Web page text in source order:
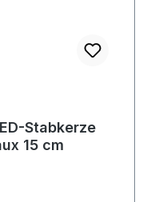
Stabkerze
15 cm